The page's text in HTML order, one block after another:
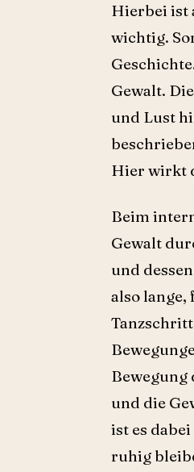
Hierbei ist
wichtig.
Gewalt.
und Lust
Hier wirkt
Beim
Gewalt
und
also lange,
Bewegung
und die
ist es
ruhig